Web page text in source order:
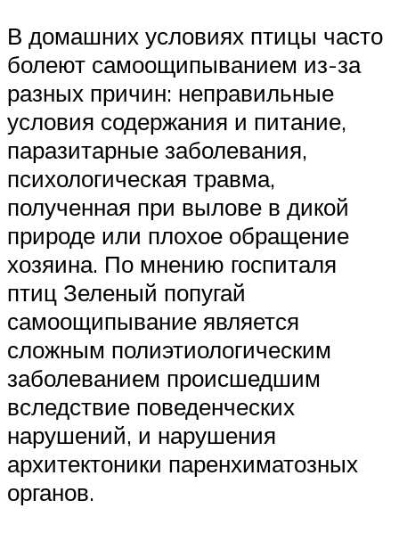
В домашних условиях птицы часто
болеют самоощипыванием из-за
разных причин: неправильные
условия содержания и питание,
паразитарные заболевания,
психологическая травма,
полученная при вылове в дикой
природе или плохое обращение
хозяина. По мнению госпиталя
птиц Зеленый попугай
самоощипывание является
сложным полиэтиологическим
заболеванием происшедшим
вследствие поведенческих
нарушений, и нарушения
архитектоники паренхиматозных
органов.